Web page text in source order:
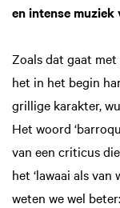
en intense muziek
Zoals dat gaat
het in het begin
grillige karakter,
Het woord
van een criticus
het ‘lawaai als
weten we wel